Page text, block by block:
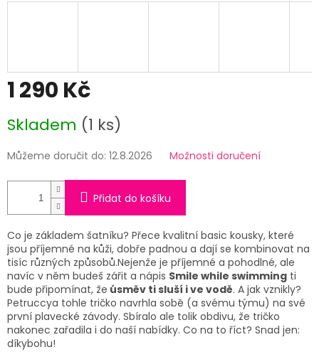
1 290 Kč
cena:
Skladem (1 ks)
Můžeme doručit do: 12.8.2026 Možnosti doručení
Přidat do košíku
Co je základem šatníku? Přece kvalitní basic kousky, které
jsou příjemné na kůži, dobře padnou a dají se kombinovat na
tisíc různých způsobů.Nejenže je příjemné a pohodlné, ale
navíc v něm budeš zářit a nápis Smile while swimming ti
bude připomínat, že úsměv ti sluší i ve vodě. A jak vznikly?
Petruccya tohle tričko navrhla sobě (a svému týmu) na své
první plavecké závody. Sbíralo ale tolik obdivu, že tričko
nakonec zařadila i do naší nabídky. Co na to říct? Snad jen:
díkybohu!